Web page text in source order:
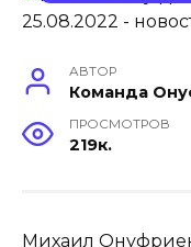
АВТОР
Команда
ПРОСМОТРОВ
219к.
Михаил